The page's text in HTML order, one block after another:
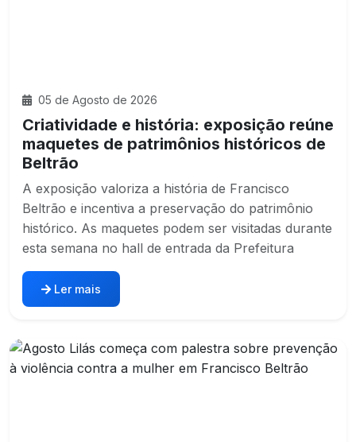
05 de Agosto de 2026
Criatividade e história: exposição reúne
maquetes de patrimônios históricos de
Beltrão
A exposição valoriza a história de Francisco
Beltrão e incentiva a preservação do patrimônio
histórico. As maquetes podem ser visitadas durante
esta semana no hall de entrada da Prefeitura
Ler mais